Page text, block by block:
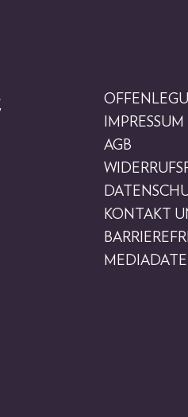
IMPRESSUM
AGB
KONTAKT